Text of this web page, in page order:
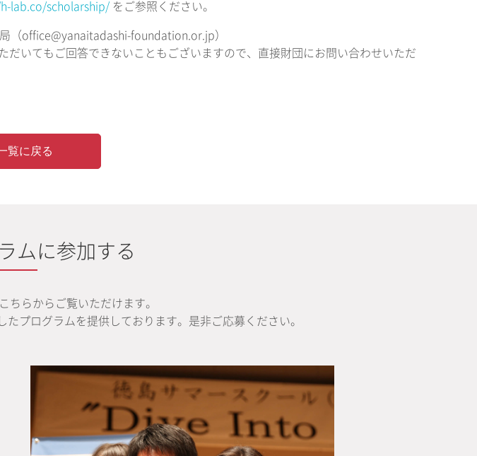
lab.co/scholarship/ をご参照ください。
（office@yanaitadashi-foundation.or.jp）
だいてもご回答できないこともございますので、直接財団にお問い合わせいただ
覧に戻る
ムに参加する
ちらからご覧いただけます。
プログラムを提供しております。是非ご応募ください。